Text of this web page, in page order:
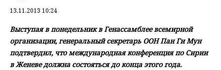
13.11.2013 10:24
Выступая в понедельник в Генассамблее всемирной
организации, генеральный секретарь ООН Пан Ги Мун
подтвердил, что международная конференция по Сирии
в Женеве должна состояться до конца этого года.